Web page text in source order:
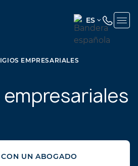
ES
ENGLISH
EMPRESARIALES
UN ABOGADO